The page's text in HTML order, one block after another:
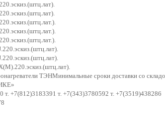
ТЭНМинимальные сроки доставки со
т. +7(812)3183391 т. +7(343)3780592 т. +7(3519)438286